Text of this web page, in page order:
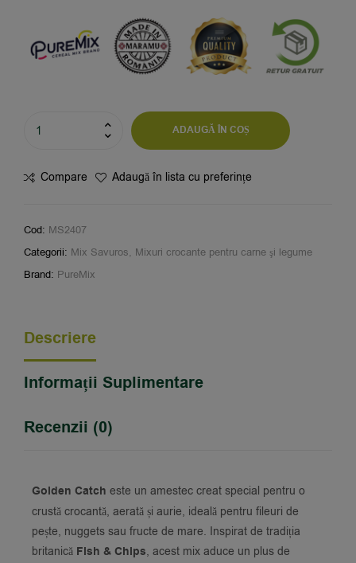
ADAUGĂ ÎN COȘ
Compare Adaugă în lista cu preferințe
Cod: MS2407
Categorii: Mix Savuros, Mixuri crocante pentru carne şi legume
Brand: PureMix
Descriere
Informații Suplimentare
Recenzii (0)
Golden Catch este un amestec creat special pentru o
crustă crocantă, aerată și aurie, ideală pentru fileuri de
pește, nuggets sau fructe de mare. Inspirat de tradiția
britanică Fish & Chips, acest mix aduce un plus de